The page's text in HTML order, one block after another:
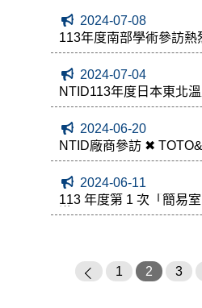
2024-07-08
113年度南部學術參訪熱
2024-07-04
NTID113年度日本東北
2024-06-20
NTID廠商參訪 ✖
2024-06-11
113 年度第 1 次「簡易
滿)
1 2 3